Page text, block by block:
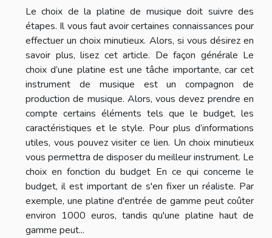
Le choix de la platine de musique doit suivre des
étapes. Il vous faut avoir certaines connaissances pour
effectuer un choix minutieux. Alors, si vous désirez en
savoir plus, lisez cet article. De façon générale Le
choix d’une platine est une tâche importante, car cet
instrument de musique est un compagnon de
production de musique. Alors, vous devez prendre en
compte certains éléments tels que le budget, les
caractéristiques et le style. Pour plus d’informations
utiles, vous pouvez visiter ce lien. Un choix minutieux
vous permettra de disposer du meilleur instrument. Le
choix en fonction du budget En ce qui concerne le
budget, il est important de s'en fixer un réaliste. Par
exemple, une platine d'entrée de gamme peut coûter
environ 1000 euros, tandis qu'une platine haut de
gamme peut...